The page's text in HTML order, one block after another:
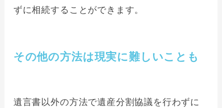
ずに相続することができます。
その他の方法は現実に難しいことも
遺言書以外の方法で遺産分割協議を行わずに